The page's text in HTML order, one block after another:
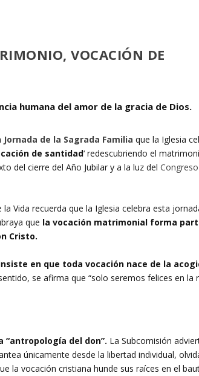
VOCACIÓN DE
humana del amor de la gracia de Dios.
Jornada de la Sagrada Familia que la Iglesia
de santidad‘ redescubriendo el
del cierre del Año Jubilar y a la luz del
Vida recuerda que la Iglesia celebra esta
que la vocación matrimonial forma
Cristo.
en que toda vocación nace de la
se afirma que “solo seremos felices en la
“antropología del don”. La Subcomisión
únicamente desde la libertad individual,
la vocación cristiana hunde sus raíces en el